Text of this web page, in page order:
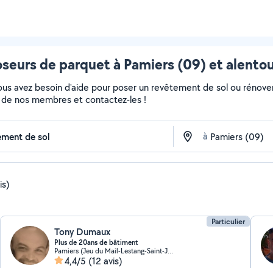
de parquet à Pamiers (09) et
avez besoin d'aide pour poser un revêtement de sol ou
de nos membres et contactez-les !
à
Particulier
Tony Dumaux
Plus de 20ans de bâtiment
Pamiers (Jeu du Mail-Lestang-Saint-Jean)
4,4/5 (12 avis)